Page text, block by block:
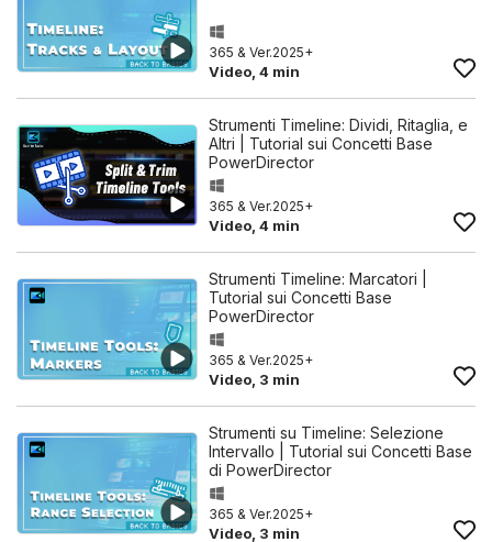
365 & Ver.2025+
Video, 4 min
Strumenti Timeline: Dividi, Ritaglia, e
Altri | Tutorial sui Concetti Base
PowerDirector
365 & Ver.2025+
Video, 4 min
Strumenti Timeline: Marcatori |
Tutorial sui Concetti Base
PowerDirector
365 & Ver.2025+
Video, 3 min
Strumenti su Timeline: Selezione
Intervallo | Tutorial sui Concetti Base
di PowerDirector
365 & Ver.2025+
Video, 3 min